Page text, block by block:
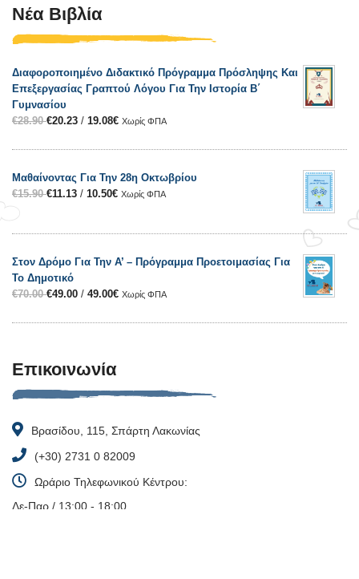
Νέα Βιβλία
Διαφοροποιημένο Διδακτικό Πρόγραμμα Πρόσληψης Και
Επεξεργασίας Γραπτού Λόγου Για Την Ιστορία Β΄
Γυμνασίου
€28.90€20.23 / 19.08€ Χωρίς ΦΠΑ
Μαθαίνοντας Για Την 28η Οκτωβρίου
€15.90€11.13 / 10.50€ Χωρίς ΦΠΑ
Στον Δρόμο Για Την Α’ – Πρόγραμμα Προετοιμασίας Για
Το Δημοτικό
€70.00€49.00 / 49.00€ Χωρίς ΦΠΑ
Επικοινωνία
Βρασίδου, 115, Σπάρτη Λακωνίας
(+30) 2731 0 82009
Ωράριο Τηλεφωνικού Κέντρου:
Δε-Παρ / 13:00 - 18:00